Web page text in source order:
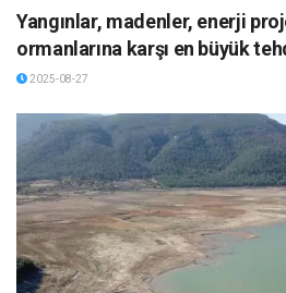
Yangınlar, madenler, enerji
ormanlarına karşı en büyük
2025-08-27